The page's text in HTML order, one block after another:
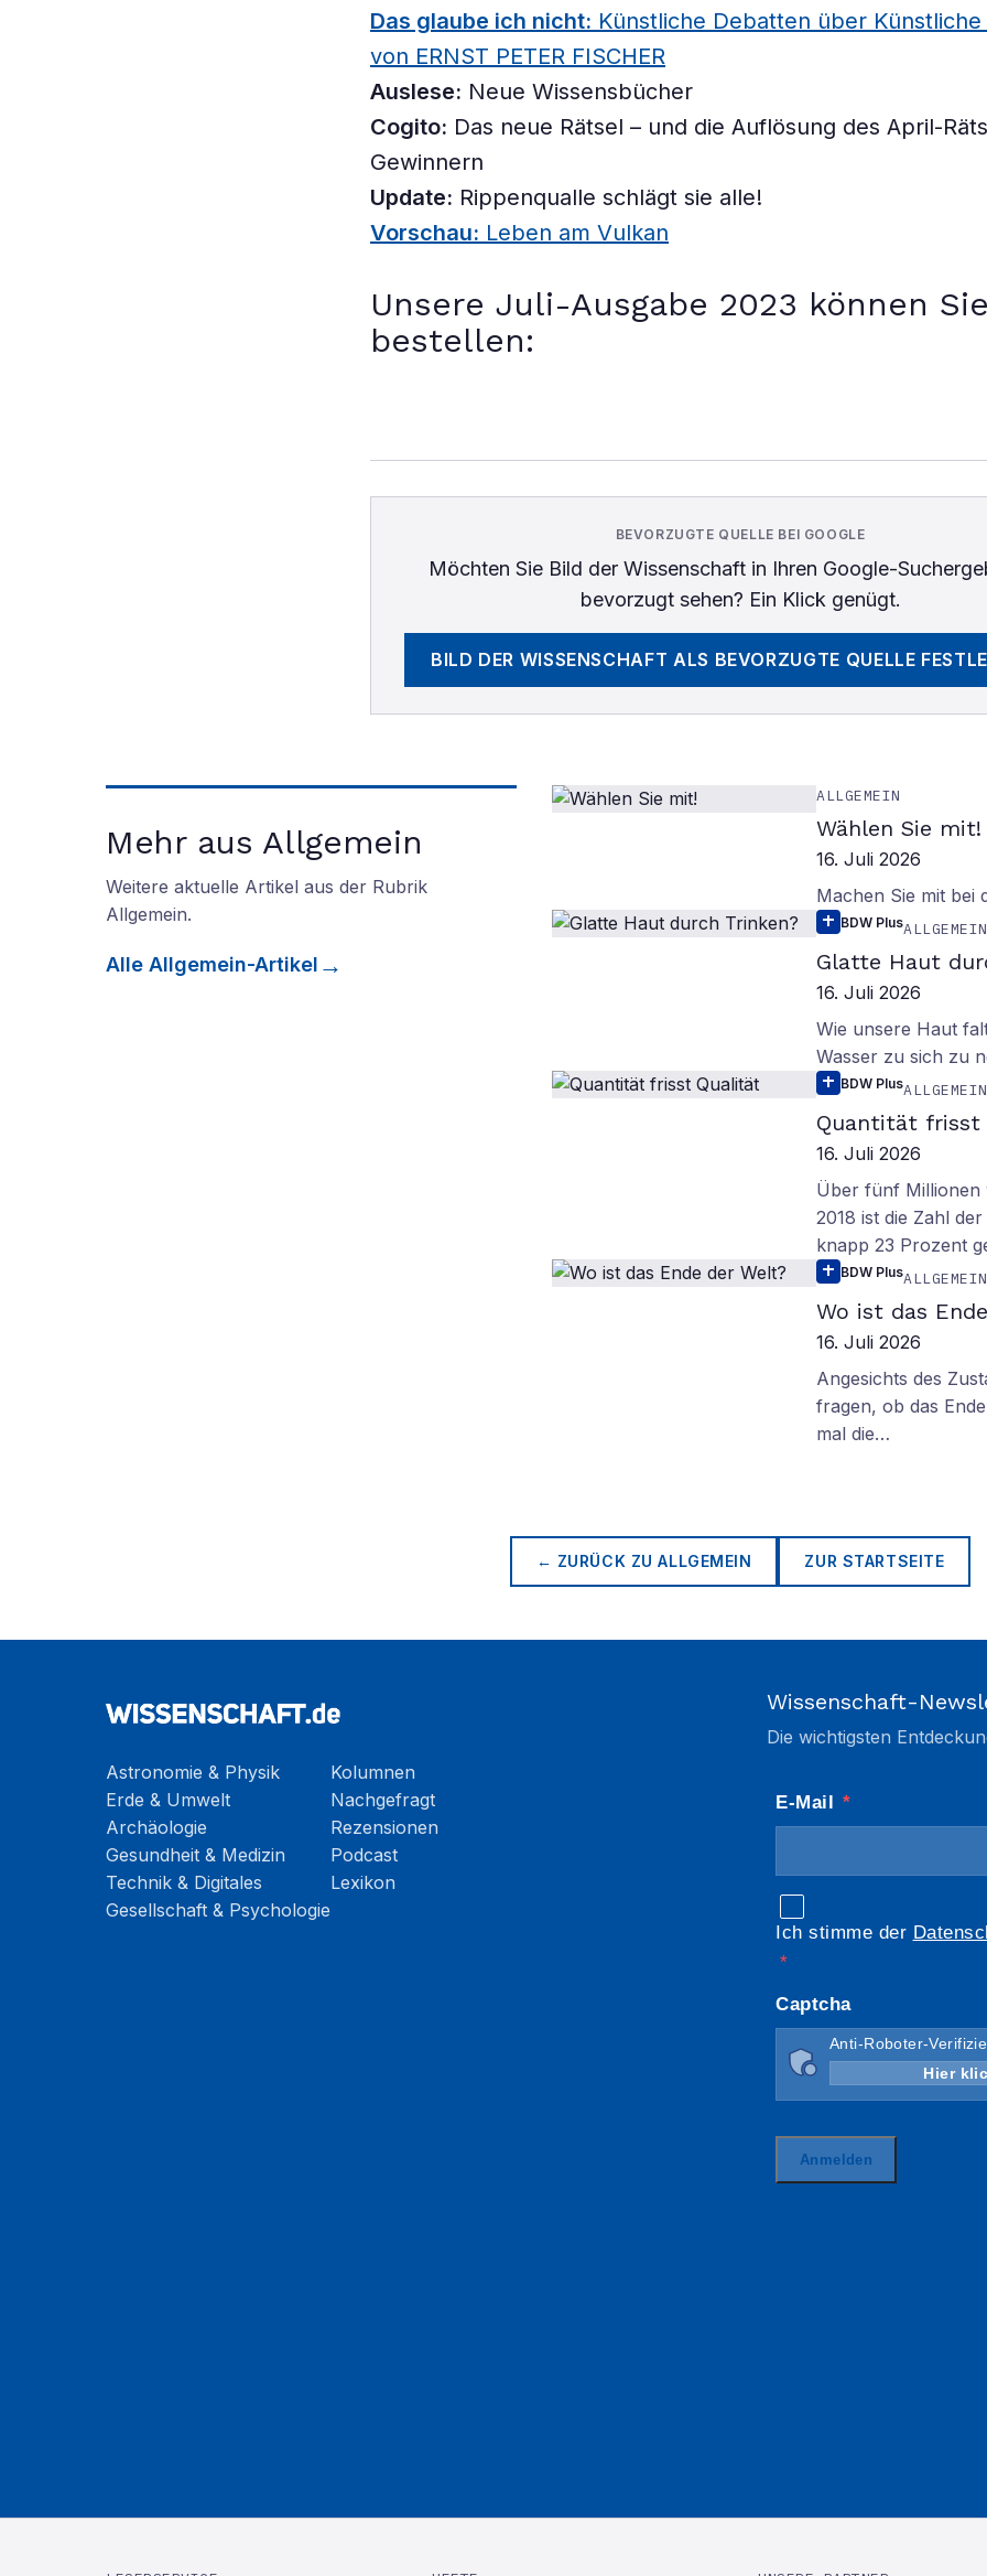
Das glaube ich nicht: Künstliche Debatten über
von ERNST PETER FISCHER
Auslese: Neue Wissensbücher
Cogito: Das neue Rätsel – und die Auflösung des April-
Gewinnern
Update: Rippenqualle schlägt sie alle!
Vorschau: Leben am Vulkan
Unsere Juli-Ausgabe 2023 können
bestellen:
BEVORZUGTE QUELLE BEI GOOGLE
Möchten Sie Bild der Wissenschaftin Ihren Google-
bevorzugt sehen? Ein Klick genügt.
BILD DER WISSENSCHAFT ALS BEVORZUGTE QUELLE
Mehr aus Allgemein
Weitere aktuelle Artikel aus der Rubrik
Allgemein.
Alle Allgemein-Artikel
ALLGEMEIN
Wählen Sie mit!
16. Juli 2026
Machen Sie mit bei
BDW PlusALLGEMEIN
Glatte Haut
16. Juli 2026
Wie unsere Haut
Wasser zu sich zu
BDW PlusALLGEMEIN
Quantität frisst
16. Juli 2026
Über fünf Millionen
2018 ist die Zahl
knapp 23 Prozent
BDW PlusALLGEMEIN
Wo ist das
16. Juli 2026
Angesichts des
fragen, ob das
mal die…
← ZURÜCK ZUALLGEMEIN ZUR STARTSEITE
Astronomie & Physik
Erde & Umwelt
Archäologie
Gesundheit & Medizin
Technik & Digitales
Gesellschaft & Psychologie
Kolumnen
Nachgefragt
Rezensionen
Podcast
Lexikon
Wissenschaft-
Die wichtigsten